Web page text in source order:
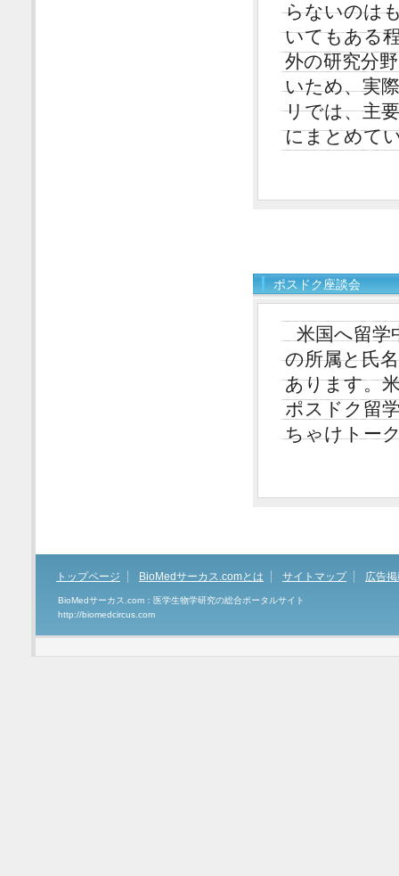
らないのは
いてもある
外の研究分
いため、実
リでは、主
にまとめて
ポスドク座談会
米国へ留学
の所属と氏
あります。
ポスドク留
ちゃけトー
トップページ BioMedサーカス.comとは サイトマップ 広告
BioMedサーカス.com：医学生物学研究の総合ポータルサイト
http://biomedcircus.com